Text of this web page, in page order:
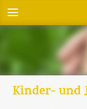
Kinder- und